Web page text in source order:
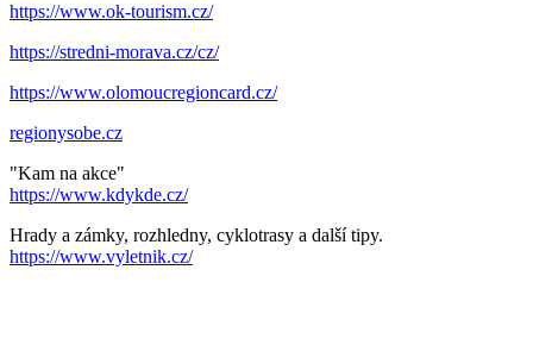
https://www.ok-tourism.cz/
https://stredni-morava.cz/cz/
https://www.olomoucregioncard.cz/
regionysobe.cz
"Kam na akce"
https://www.kdykde.cz/
Hrady a zámky, rozhledny, cyklotrasy a další tipy.
https://www.vyletnik.cz/